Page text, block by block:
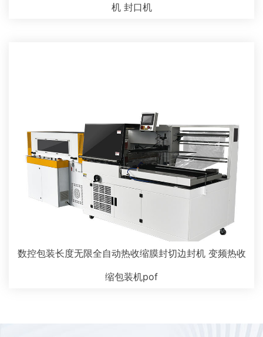
机 封口机
数控包装长度无限全自动热收缩膜封切边封机 变频热收
缩包装机pof